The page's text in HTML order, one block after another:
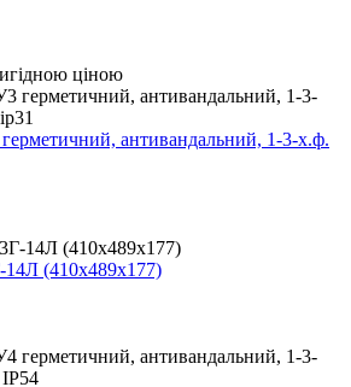
ціною
антивандальний, 1-3-х.ф.
(410х489х177)